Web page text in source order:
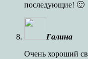
последующие! 🙂
Галина
Очень хороший